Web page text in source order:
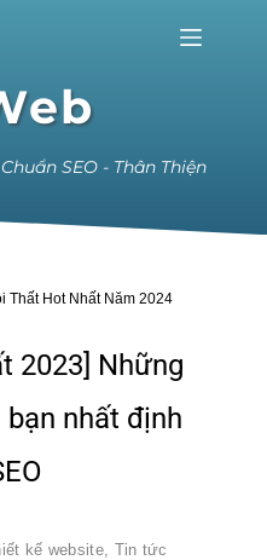
SEO - Thân Thiện
Thất Hot Nhất Năm 2024
2023] Những
nhất định
kế website, Tin tức